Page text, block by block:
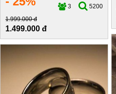
3
5200
1.999.000 đ
1.499.000 đ